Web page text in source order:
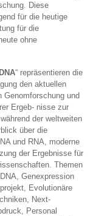
Diese
für die heutige
für die
ohne
“ repräsentieren die
den aktuellen
Genomforschung und
Ergeb- nisse zur
der weltweiten
über die
und RNA, moderne
der Ergebnisse für
Themen
Genexpression
Evolutionäre
Next-
Personal